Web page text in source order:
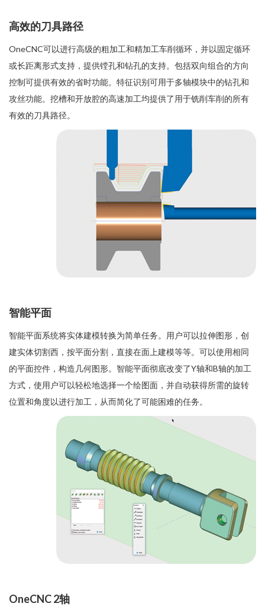
高效的刀具路径
OneCNC可以进行高级的粗加工和精加工车削循环，并以固定循环
或长距离形式支持，提供镗孔和钻孔的支持。包括双向组合的方向
控制可提供有效的省时功能。特征识别可用于多轴模块中的钻孔和
攻丝功能。挖槽和开放腔的高速加工均提供了用于铣削车削的所有
有效的刀具路径。
智能平面
智能平面系统将实体建模转换为简单任务。用户可以拉伸图形，创
建实体切割西，按平面分割，直接在面上建模等等。可以使用相同
的平面控件，构造几何图形。智能平面彻底改变了Y轴和B轴的加工
方式，使用户可以轻松地选择一个绘图面，并自动获得所需的旋转
位置和角度以进行加工，从而简化了可能困难的任务。
OneCNC 2轴